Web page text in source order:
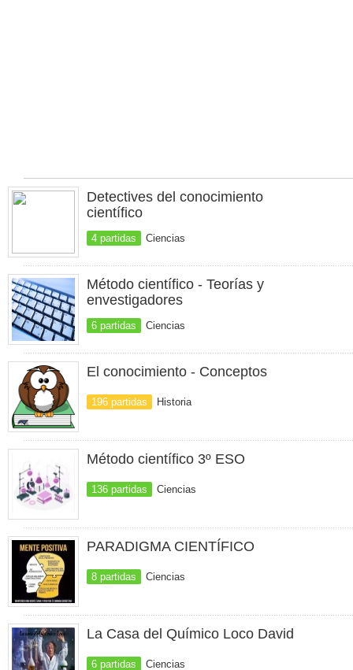
Detectives del conocimiento
científico
4 partidas Ciencias
Método científico - Teorías y
envestigadores
6 partidas Ciencias
El conocimiento - Conceptos
196 partidas Historia
Método científico 3º ESO
136 partidas Ciencias
PARADIGMA CIENTÍFICO
8 partidas Ciencias
La Casa del Químico Loco David
6 partidas Ciencias